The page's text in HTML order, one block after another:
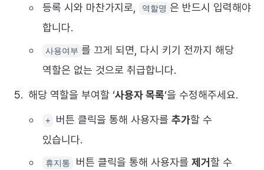
등록 시와 마찬가지로,
역할명 은 반드시 입력해야
합니다.
사용여부 를 끄게 되면, 다시 키기 전까지 해당
역할은 없는 것으로 취급합니다.
해당 역할을 부여할 ‘사용자 목록‘을 수정해주세요.
+ 버튼 클릭을 통해 사용자를 추가할 수
있습니다.
휴지통 버튼 클릭을 통해 사용자를 제거할 수